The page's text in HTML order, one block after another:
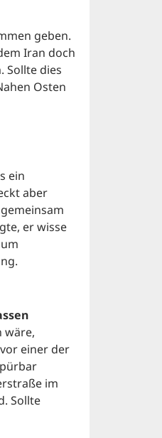
geben.
Iran doch
Sollte dies
Osten
ein
aber
er wisse
wäre,
einer der
im
Sollte